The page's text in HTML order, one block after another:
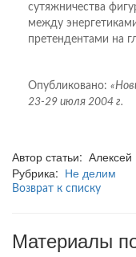
сутяжничества
между
претендентами на
Опубликовано:
23-29 июля 2004 г.
Автор статьи:
Рубрика: Не делим
Возврат к списку
Материалы